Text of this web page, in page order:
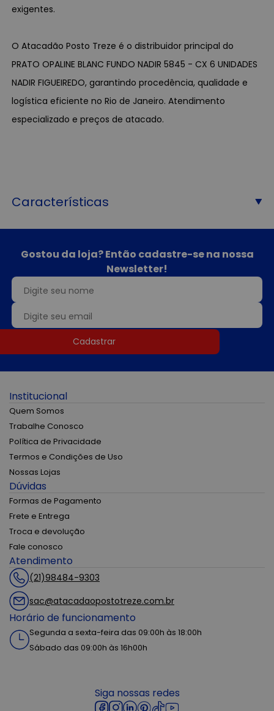
exigentes.
O Atacadão Posto Treze é o distribuidor principal do
PRATO OPALINE BLANC FUNDO NADIR 5845 - CX 6 UNIDADES
NADIR FIGUEIREDO, garantindo procedência, qualidade e
logística eficiente no Rio de Janeiro. Atendimento
especializado e preços de atacado.
Características
Gostou da loja? Então cadastre-se na nossa
Newsletter!
Cadastrar
Institucional
Quem Somos
Trabalhe Conosco
Política de Privacidade
Termos e Condições de Uso
Nossas Lojas
Dúvidas
Formas de Pagamento
Frete e Entrega
Troca e devolução
Fale conosco
Atendimento
(21)98484-9303
sac@atacadaopostotreze.com.br
Horário de funcionamento
Segunda a sexta-feira das 09:00h às 18:00h
Sábado das 09:00h às 16h00h
Siga nossas redes